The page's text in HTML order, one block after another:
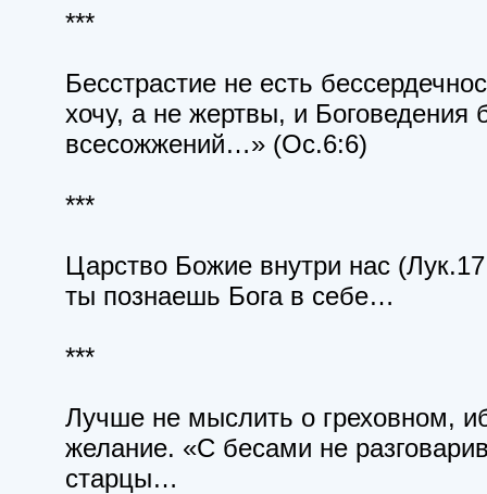
***
Бесстрастие не есть
хочу, а не жертвы, и Боговедения
всесожжений…» (Ос.6:6)
***
Царство Божие внутри нас
ты познаешь Бога в себе…
***
Лучше не мыслить о греховном,
желание. «С бесами не
старцы…